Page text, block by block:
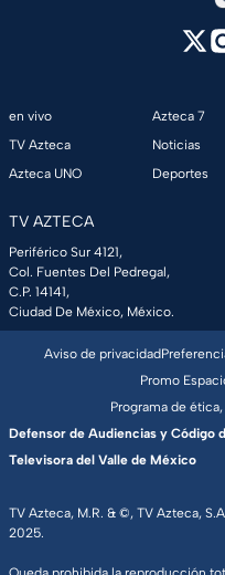
en vivo
TV Azteca
Azteca UNO
Azteca 7
Noticias
Deportes
TV AZTECA
Periférico Sur 4121,
Col. Fuentes Del Pedregal,
C.P. 14141,
Ciudad De México, México.
TV Azteca, M.R. & ©, TV Azteca,
2025.
Aviso de privacidad
Promo
Programa de
Defensor de Audiencias y Código
Televisora del Valle de México